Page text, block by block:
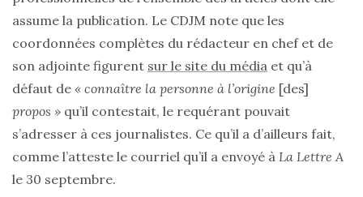
assume la publication. Le CDJM note que les
coordonnées complètes du rédacteur en chef et de
son adjointe figurent sur le site du média et qu’à
défaut de « connaître la personne à l’origine [des]
propos » qu’il contestait, le requérant pouvait
s’adresser à ces journalistes. Ce qu’il a d’ailleurs fait,
comme l’atteste le courriel qu’il a envoyé à La Lettre A
le 30 septembre.